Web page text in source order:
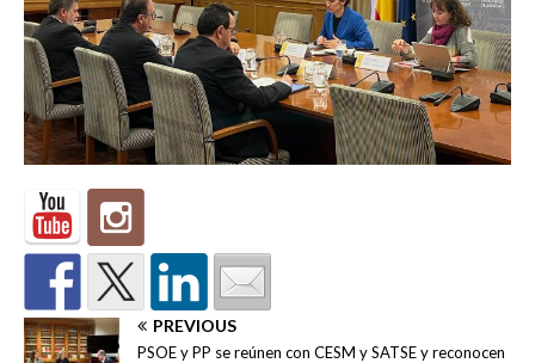
PREVIOUS
PSOE y PP se reúnen con CESM y SATSE y reconocen